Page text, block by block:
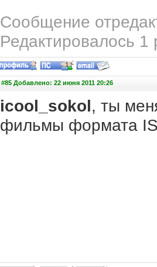
Сообщение
Редактировалось 1
#85 Добавлено: 22 июня 2011 20:26
icool_sokol, ты
фильмы формата